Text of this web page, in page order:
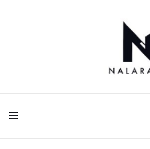
Nalarasa